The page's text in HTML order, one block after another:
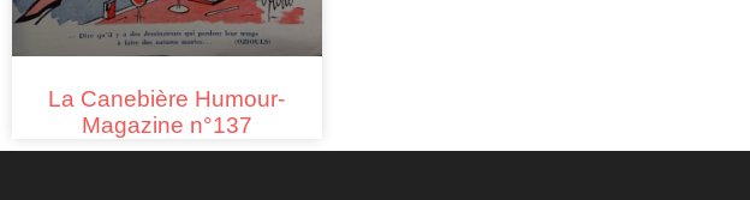
La Canebière Humour-
Magazine n°137